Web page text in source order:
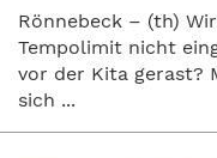
Rönnebeck – (th)
Tempolimit nicht
vor der Kita gerast?
sich ...